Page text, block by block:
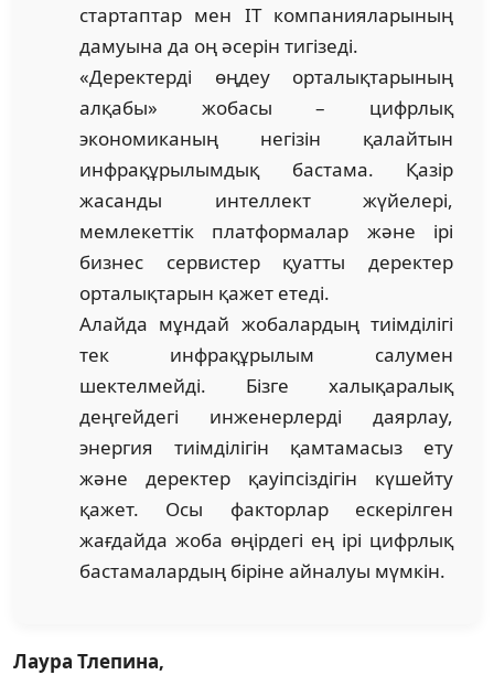
стартаптар мен IT компанияларының
дамуына да оң әсерін тигізеді.
«Деректерді өңдеу орталықтарының
алқабы» жобасы – цифрлық
экономиканың негізін қалайтын
инфрақұрылымдық бастама. Қазір
жасанды интеллект жүйелері,
мемлекеттік платформалар және ірі
бизнес сервистер қуатты деректер
орталықтарын қажет етеді.
Алайда мұндай жобалардың тиімділігі
тек инфрақұрылым салумен
шектелмейді. Бізге халықаралық
деңгейдегі инженерлерді даярлау,
энергия тиімділігін қамтамасыз ету
және деректер қауіпсіздігін күшейту
қажет. Осы факторлар ескерілген
жағдайда жоба өңірдегі ең ірі цифрлық
бастамалардың біріне айналуы мүмкін.
Лаура Тлепина,